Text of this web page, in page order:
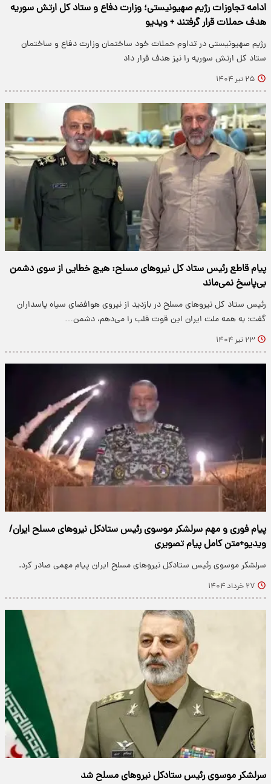
ادامه تجاوزات رژیم صهیونیستی؛ وزارت دفاع و ستاد کل ارتش سوریه
هدف حملات قرار گرفتند + ویدیو
رژیم صهیونیستی در تداوم حملات خود ساختمان وزارت دفاع و ساختمان
ستاد کل ارتش سوریه را نیز هدف قرار داد
۲۵ تیر ۱۴۰۴
پیام قاطع رئیس ستاد کل نیروهای مسلح: هیچ خطایی از سوی دشمن
بی‌پاسخ نمی‌ماند
رئیس ستاد کل نیروهای مسلح در بازدید از نیروی هوافضای سپاه پاسداران
گفت: به همه ملت ایران این قوت قلب را می‌دهم، دشمن…
۲۳ تیر ۱۴۰۴
پیام فوری و مهم سرلشکر موسوی رئیس ستادکل نیروهای مسلح ایران/
ویدیو+متن کامل پیام تصویری
سرلشکر موسوی رئیس ستادکل نیروهای مسلح ایران پیام مهمی صادر کرد.
۲۷ خرداد ۱۴۰۴
سرلشکر موسوی رئیس ستادکل نیروهای مسلح شد